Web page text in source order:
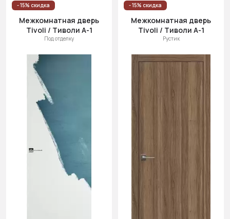
Цена
(возр.)
Цена (убыв.)
новинки
- 15% скидка
Межкомнатная дверь
Tivoli / Тиволи А-1
Под отделку
- 15% скидка
Межкомнатная дверь
Tivoli / Тиволи А-1
Рустик